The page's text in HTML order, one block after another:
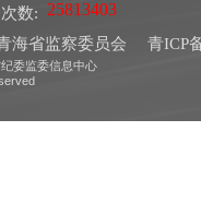
数:
海省监察委员会
青ICP
委监委信息中心